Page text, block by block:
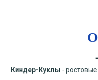
Киндер-Куклы -